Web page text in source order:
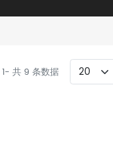
1- 共 9 条数据